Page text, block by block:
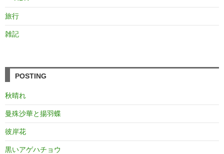
旅行
雑記
POSTING
秋晴れ
曼殊沙華と揚羽蝶
彼岸花
黒いアゲハチョウ